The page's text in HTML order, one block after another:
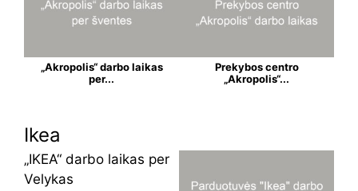
„Akropolis“ darbo laikas
per...
Prekybos centro
„Akropolis“...
Ikea
„IKEA“ darbo laikas per
Velykas